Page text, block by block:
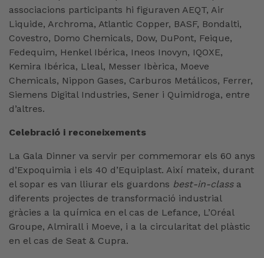
associacions participants hi figuraven AEQT, Air
Liquide, Archroma, Atlantic Copper, BASF, Bondalti,
Covestro, Domo Chemicals, Dow, DuPont, Feique,
Fedequim, Henkel Ibérica, Ineos Inovyn, IQOXE,
Kemira Ibérica, Lleal, Messer Ibèrica, Moeve
Chemicals, Nippon Gases, Carburos Metálicos, Ferrer,
Siemens Digital Industries, Sener i Quimidroga, entre
d’altres.
Celebració i reconeixements
La Gala Dinner va servir per commemorar els 60 anys
d’Expoquimia i els 40 d’Equiplast. Així mateix, durant
el sopar es van lliurar els guardons best-in-classa
diferents projectes de transformació industrial
gràcies a la química en el cas de Lefance, L’Oréal
Groupe, Almirall i Moeve, i a la circularitat del plàstic
en el cas de Seat & Cupra.